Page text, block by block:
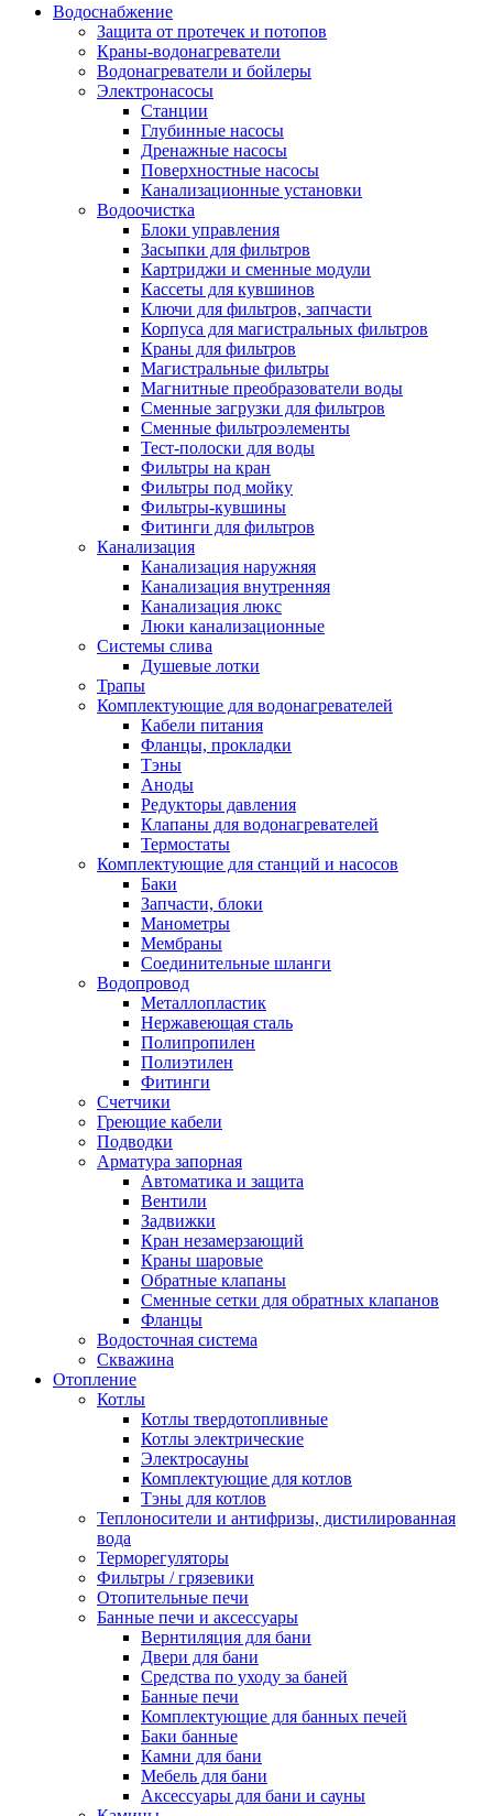
Строительные товары
Все для бани
Полезные статьи
Новости и Акции
Оплата и доставка
Сервис-центр
Адреса Сервис-центров
Обмен и возврат товара
Водоснабжение
Защита от протечек и потопов
Краны-водонагреватели
Водонагреватели и бойлеры
Электронасосы
Станции
Глубинные насосы
Дренажные насосы
Поверхностные насосы
Канализационные установки
Водоочистка
Блоки управления
Засыпки для фильтров
Картриджи и сменные модули
Кассеты для кувшинов
Ключи для фильтров, запчасти
Корпуса для магистральных фильтров
Краны для фильтров
Магистральные фильтры
Магнитные преобразователи воды
Сменные загрузки для фильтров
Сменные фильтроэлементы
Тест-полоски для воды
Фильтры на кран
Фильтры под мойку
Фильтры-кувшины
Фитинги для фильтров
Канализация
Канализация наружняя
Канализация внутренняя
Канализация люкс
Люки канализационные
Системы слива
Душевые лотки
Трапы
Комплектующие для водонагревателей
Кабели питания
Фланцы, прокладки
Тэны
Аноды
Редукторы давления
Клапаны для водонагревателей
Термостаты
Комплектующие для станций и насосов
Баки
Запчасти, блоки
Манометры
Мембраны
Соединительные шланги
Водопровод
Металлопластик
Нержавеющая сталь
Полипропилен
Полиэтилен
Фитинги
Счетчики
Греющие кабели
Подводки
Арматура запорная
Автоматика и защита
Вентили
Задвижки
Кран незамерзающий
Краны шаровые
Обратные клапаны
Сменные сетки для обратных клапанов
Фланцы
Водосточная система
Скважина
Отопление
Котлы
Котлы твердотопливные
Котлы электрические
Электросауны
Комплектующие для котлов
Тэны для котлов
Теплоносители и антифризы, дистилированная
вода
Терморегуляторы
Фильтры / грязевики
Отопительные печи
Банные печи и аксессуары
Вернтиляция для бани
Двери для бани
Средства по уходу за баней
Банные печи
Комплектующие для банных печей
Баки банные
Камни для бани
Мебель для бани
Аксессуары для бани и сауны